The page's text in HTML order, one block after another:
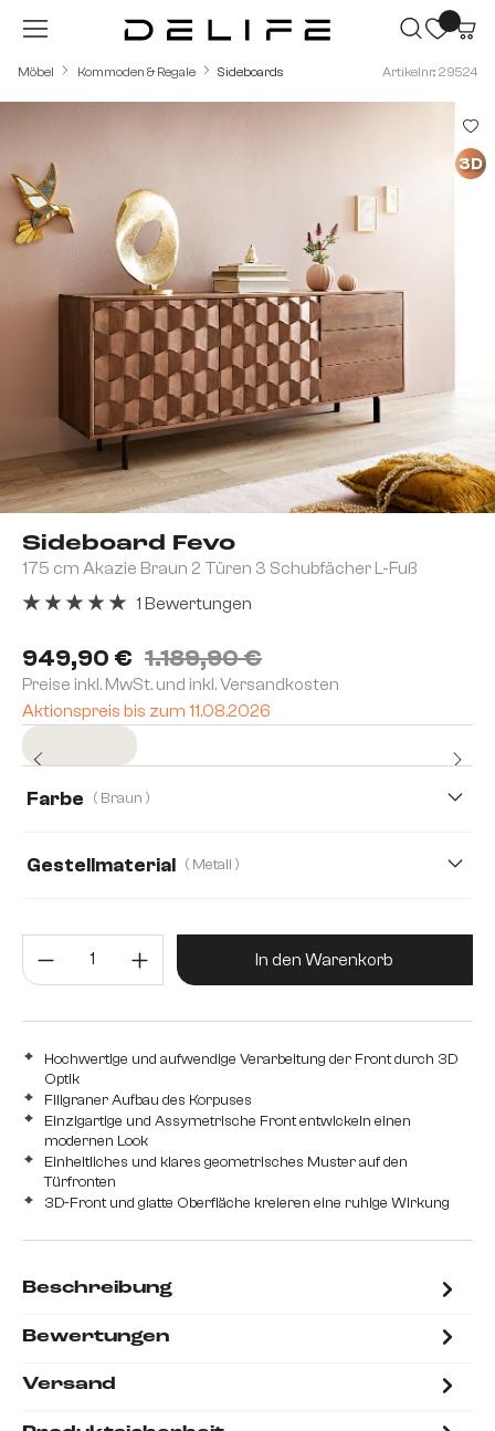
Zum Hauptinhalt springen
Möbel Kommoden & Regale Sideboards Artikelnr.: 29524
Sideboard Fevo
175 cm Akazie Braun 2 Türen 3 Schubfächer L-Fuß
949,90 € 1.189,90 €
Preise inkl. MwSt. und inkl. Versandkosten
Aktionspreis bis zum 11.08.2026
1 Bewertungen
Farbe ( Braun )
Gestellmaterial ( Metall )
Produkt Anzahl: Gib den
In den Warenkorb
Hochwertige und aufwendige Verarbeitung der Front durch 3D
Optik
Filigraner Aufbau des Korpuses
Einzigartige und Assymetrische Front entwickeln einen
modernen Look
Einheitliches und klares geometrisches Muster auf den
Türfronten
3D-Front und glatte Oberfläche kreieren eine ruhige Wirkung
3D
Beschreibung
Bewertungen
Versand